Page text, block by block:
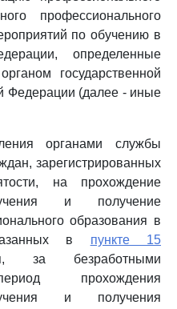
профессионального
по обучению в
определенные
государственной
Федерации (далее - иные
органами службы
зарегистрированных
на прохождение
и получение
образования в
в пункте 15
за безработными
прохождения
и получения